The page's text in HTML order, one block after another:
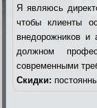
Я являюсь
чтобы клиенты
внедорожников и
должном
современными
Скидки: